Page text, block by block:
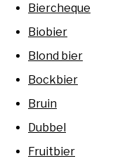
Biercheque
Biobier
Blond bier
Bockbier
Bruin
Dubbel
Fruitbier